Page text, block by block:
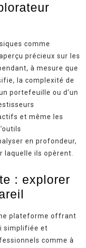
comme
précieux sur les
à mesure que
la complexité de
portefeuille ou d’un
et même les
en profondeur,
laquelle ils opèrent.
: explorer
plateforme offrant
simplifiée et
comme à